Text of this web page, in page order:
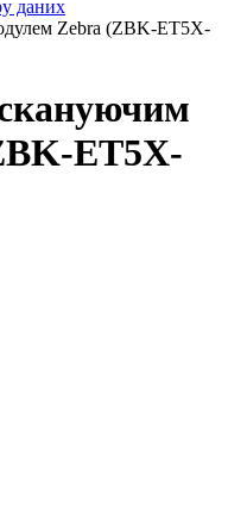
даних
Zebra (ZBK-ET5X-
ET5X-